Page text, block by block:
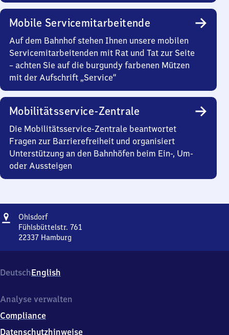
Mobile Servicemitarbeitende
Auf dem Bahnhof stehen Ihnen unsere mobilen
Servicemitarbeitenden mit Rat und Tat zur Seite
– achten Sie auf die burgundy farbenen Mützen
mit der Aufschrift „Service“
Mobilitätsservice-Zentrale
Die Mobilitätsservice-Zentrale beantwortet
Fragen zur Barrierefreiheit und organisiert
Unterstützung an den Bahnhöfen beim Ein-, Um-
oder Aussteigen
Adresse
OhlsdorfOhlsdorf
Fühlsbüttelstr. 761
22337 Hamburg
761,
2
3
7
Hamburg
DeutschEnglish
Analyse verwalten
Compliance
Datenschutzhinweise